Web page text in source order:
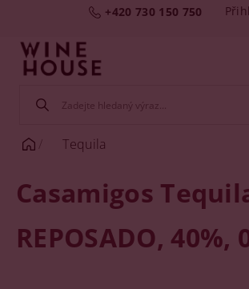
+420 730 150 750
Tequila
Casamigos
REPOSADO, 40%,